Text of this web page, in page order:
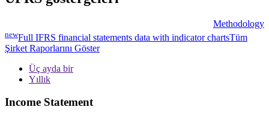
Methodology
newFull IFRS financial statements data with indicator chartsTüm
Şirket Raporlarını Göster
Üç ayda bir
Yıllık
Income Statement